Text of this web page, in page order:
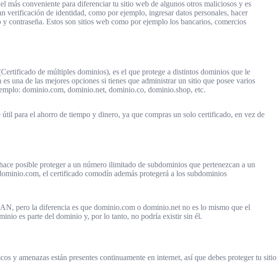
más conveniente para diferenciar tu sitio web de algunos otros maliciosos y es
verificación de identidad, como por ejemplo, ingresar datos personales, hacer
contraseña. Estos son sitios web como por ejemplo los bancarios, comercios
de múltiples dominios), es el que protege a distintos dominios que le
una de las mejores opciones si tienes que administrar un sitio que posee varios
dominio.com, dominio.net, dominio.co, dominio.shop, etc.
para el ahorro de tiempo y dinero, ya que compras un solo certificado, en vez de
posible proteger a un número ilimitado de subdominios que pertenezcan a un
el certificado comodín además protegerá a los subdominios
pero la diferencia es que dominio.com o dominio.net no es lo mismo que el
es parte del dominio y, por lo tanto, no podría existir sin él.
y amenazas están presentes continuamente en internet, así que debes proteger tu sitio